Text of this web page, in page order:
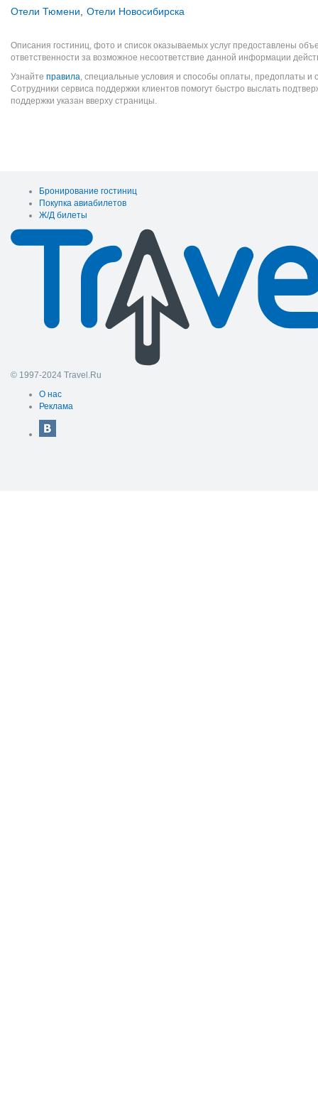
Отели Тюмени Отели Новосибирска
Описания гостиниц, фото и список оказываемых услуг предоставлены
ответственности за возможное несоответствие данной информации
Узнайте правила, специальные условия и способы оплаты, предоплаты и
Сотрудники сервиса поддержки клиентов помогут быстро выслать
поддержки указан вверху страницы.
Бронирование гостиниц
Покупка авиабилетов
Ж/Д билеты
© 1997-2024 Travel.Ru
О нас
Реклама